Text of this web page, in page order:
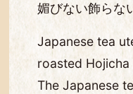
媚びない飾らな
Japanese tea
roasted Hojicha
The Japanese